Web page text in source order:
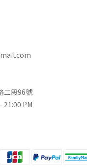
二段96號
21:00 PM